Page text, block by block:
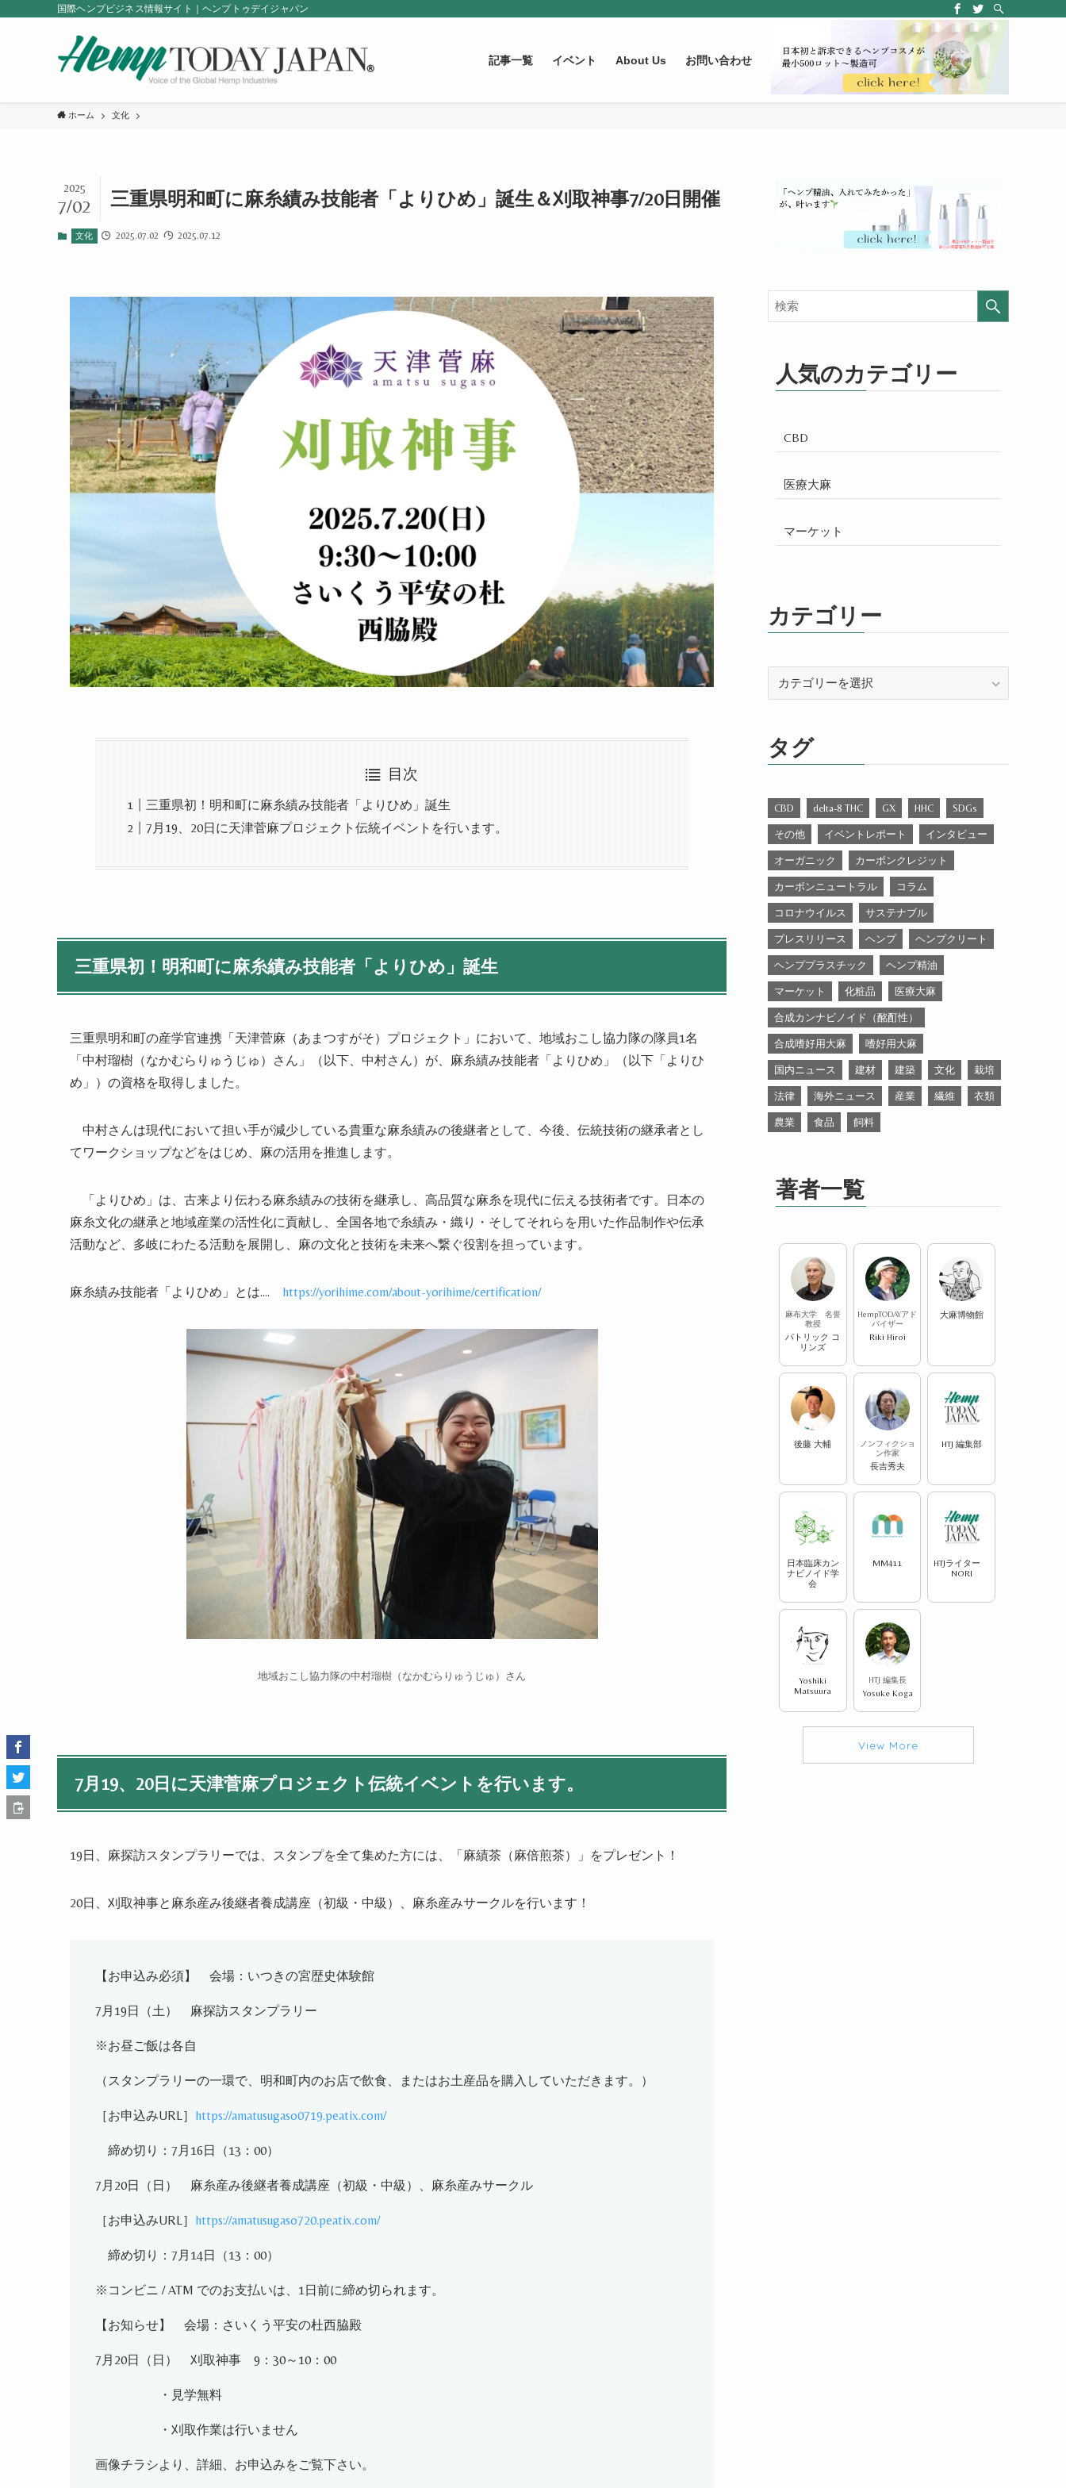
国際ヘンプビジネス情報サイト｜ヘンプトゥデイジャパン
記事一覧 イベント About Us お問い合わせ
ホーム 文化
三重県明和町に麻糸績み技能者「よりひめ」誕生＆刈取神事7/20日開催
2025
7/02
文化 2025.07.02 2025.07.12
目次
三重県初！明和町に麻糸績み技能者「よりひめ」誕生
7月19、20日に天津菅麻プロジェクト伝統イベントを行います。
三重県初！明和町に麻糸績み技能者「よりひめ」誕生
三重県明和町の産学官連携「天津菅麻（あまつすがそ）プロジェクト」において、地域おこし協力隊の隊員1名
「中村瑠樹（なかむらりゅうじゅ）さん」（以下、中村さん）が、麻糸績み技能者「よりひめ」（以下「よりひ
め」）の資格を取得しました。
中村さんは現代において担い手が減少している貴重な麻糸績みの後継者として、今後、伝統技術の継承者とし
てワークショップなどをはじめ、麻の活用を推進します。
「よりひめ」は、古来より伝わる麻糸績みの技術を継承し、高品質な麻糸を現代に伝える技術者です。日本の
麻糸文化の継承と地域産業の活性化に貢献し、全国各地で糸績み・織り・そしてそれらを用いた作品制作や伝承
活動など、多岐にわたる活動を展開し、麻の文化と技術を未来へ繋ぐ役割を担っています。
麻糸績み技能者「よりひめ」とは…. https://yorihime.com/about-yorihime/certification/
地域おこし協力隊の中村瑠樹（なかむらりゅうじゅ）さん
7月19、 20日に天津菅麻プロジェクト伝統イベントを行います。
19 日、麻探訪スタンプラリーでは、スタンプを全て集めた方には、「麻績茶（麻倍煎茶）」をプレゼント！
20日、刈取神事と麻糸産み後継者養成講座（初級・中級）、麻糸産みサークルを行います！
【お申込み必須】 会場：いつきの宮歴史体験館
7月 19 日（土） 麻探訪スタンプラリー
※お昼ご飯は各自
（スタンプラリーの一環で、明和町内のお店で飲食、またはお土産品を購入していただきます。）
［お申込みURL］ https://amatusugaso0719.peatix.com/
締め切り： 7月 16 日（13 ： 00）
7月 20日（日） 麻糸産み後継者養成講座（初級・中級）、麻糸産みサークル
［お申込みURL］ https://amatusugaso720.peatix.com/
締め切り： 7月 14日（13 ： 00）
※ コンビニ / ATM でのお支払いは、 1日前に締め切られます。
【お知らせ】 会場：さいくう平安の杜西脇殿
7月 20日（日） 刈取神事 9 ： 30～ 10 ： 00
・見学無料
・刈取作業は行いません
画像チラシより、詳細、お申込みをご覧下さい。
人気のカテゴリー
CBD
医療大麻
マーケット
カテゴリー
ー
タグ
CBD delta-8 THC GX HHC SDGs
その他 イベントレポート インタビュー
オーガニック カーボンクレジット
カーボンニュートラル コラム
コロナウイルス サステナブル
プレスリリース ヘンプ ヘンプクリート
ヘンププラスチック ヘンプ精油
マーケット 化粧品 医療大麻
合成カンナビノイド（酩酊性）
合成嗜好用大麻 嗜好用大麻
国内ニュース 建材 建築 文化 栽培
法律 海外ニュース 産業 繊維 衣類
農業 食品 飼料
著者一覧
麻布大学 名誉
教授
パトリック コ
リンズ
HempTODAYアド
バイザー
Riki Hiroi
大麻博物館
後藤 大輔
ノンフィクショ
ン作家
長吉秀夫
HTJ 編集部
日本臨床カン
ナビノイド学
会
MM411
HTJライター
NORI
Yoshiki
Matsuura
HTJ 編集長
Yosuke Koga
View More